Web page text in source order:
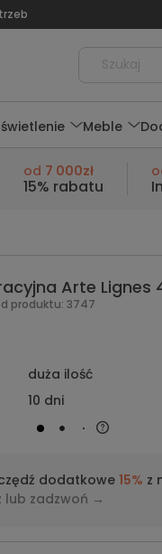
Meble
od 7 000zł
15% rabatu
Arte Lignes
produktu: 3747
duża ilość
10 dni
dodatkowe15% z
lub zadzwoń →